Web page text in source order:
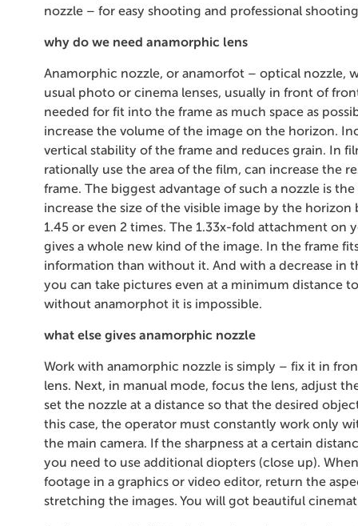
nozzle – for easy shooting and professional
why do we need anamorphic lens
Anamorphic nozzle, or anamorfot – optical nozzle,
usual photo or cinema lenses, usually in front of
needed for fit into the frame as much space as
increase the volume of the image on the horizon.
vertical stability of the frame and reduces grain. In
rationally use the area of the film, can increase the
frame. The biggest advantage of such a nozzle is
increase the size of the visible image by the horizon
1.45 or even 2 times. The 1.33x-fold attachment on
gives a whole new kind of the image. In the frame
information than without it. And with a decrease in
you can take pictures even at a minimum distance
without anamorphot it is impossible.
what else gives anamorphic nozzle
Work with anamorphic nozzle is simply – fix it in
lens. Next, in manual mode, focus the lens, adjust
set the nozzle at a distance so that the desired
this case, the operator must constantly work only
the main camera. If the sharpness at a certain
you need to use additional diopters (close up).
footage in a graphics or video editor, return the
stretching the images. You will got beautiful